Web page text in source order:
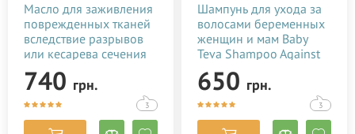
Масло для заживления
поврежденных тканей
вследствие разрывов
или кесарева сечения
Baby Teva Stitol 50 мл
740 грн.
3
Шампунь для ухода за
волосами беременных
женщин и мам Baby
Teva Shampoo Against
Hair Loss 250 мл
650 грн.
3